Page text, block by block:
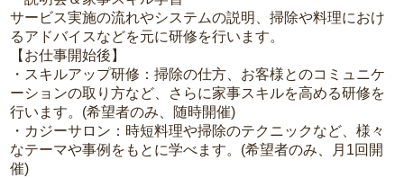
サービス実施の流れやシステムの説明、掃除や料理におけ
るアドバイスなどを元に研修を行います。
【お仕事開始後】
・スキルアップ研修：掃除の仕方、お客様とのコミュニケ
ーションの取り方など、さらに家事スキルを高める研修を
行います。(希望者のみ、随時開催)
・カジーサロン：時短料理や掃除のテクニックなど、様々
なテーマや事例をもとに学べます。(希望者のみ、月1回開
催)